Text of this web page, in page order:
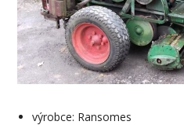
výrobce: Ransomes